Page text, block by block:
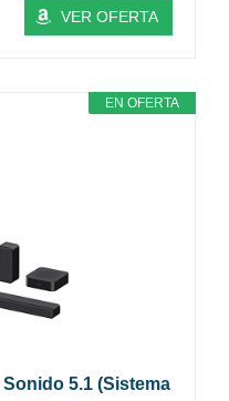
VER OFERTA
EN OFERTA
5.1 (Sistema